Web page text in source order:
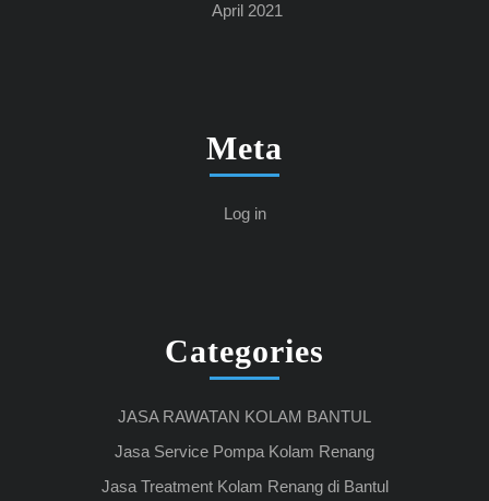
April 2021
Meta
Log in
Categories
JASA RAWATAN KOLAM BANTUL
Jasa Service Pompa Kolam Renang
Jasa Treatment Kolam Renang di Bantul